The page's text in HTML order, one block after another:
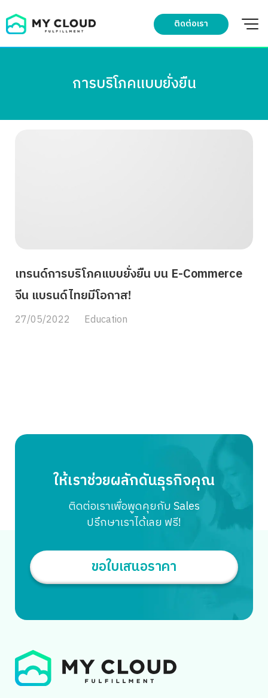
to
ติดต่อเรา
การบริโภคแบบยั่งยืน
เทรนด์การบริโภคแบบยั่งยืน บน E-Commerce
จีน แบรนด์ไทยมีโอกาส!
27/05/2022 Education
ให้เราช่วยผลักดันธุรกิจคุณ
ติดต่อเราเพื่อพูดคุยกับ Sales
ปรึกษาเราได้เลย ฟรี!
ขอใบเสนอราคา